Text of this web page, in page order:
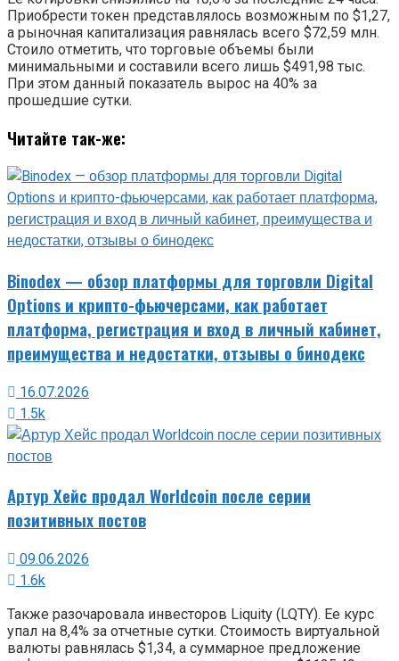
Приобрести токен представлялось возможным по $1,27,
а рыночная капитализация равнялась всего $72,59 млн.
Стоило отметить, что торговые объемы были
минимальными и составили всего лишь $491,98 тыс.
При этом данный показатель вырос на 40% за
прошедшие сутки.
Читайте так-же:
Binodex — обзор платформы для торговли Digital
Options и крипто-фьючерсами, как работает
платформа, регистрация и вход в личный кабинет,
преимущества и недостатки, отзывы о бинодекс
16.07.2026
1.5k
Артур Хейс продал Worldcoin после серии
позитивных постов
09.06.2026
1.6k
Также разочаровала инвесторов Liquity (LQTY). Ее курс
упал на 8,4% за отчетные сутки. Стоимость виртуальной
валюты равнялась $1,34, а суммарное предложение